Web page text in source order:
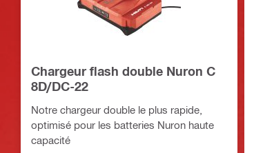
Chargeur flash double Nuron C
8D/DC-22
Notre chargeur double le plus rapide,
optimisé pour les batteries Nuron haute
capacité